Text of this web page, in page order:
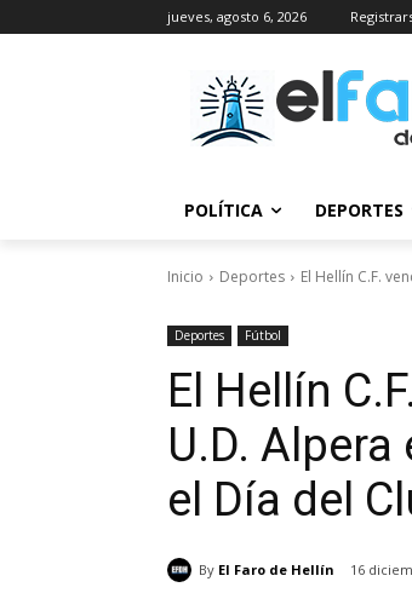
jueves, agosto 6, 2026
POLÍTICA DEPORTES
Inicio Deportes El Hellín C.F.
Deportes Fútbol
El Hellín
U.D.
el Día del
By El Faro de Hellín 16